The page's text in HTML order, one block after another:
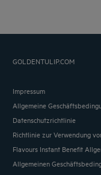
GOLDENTULIP.COM
Impressum
Allgemeine
Datenschutzrichtlinie
Richtlinie zur Verwendung
Flavours Instant Benefit
Allgemeinen